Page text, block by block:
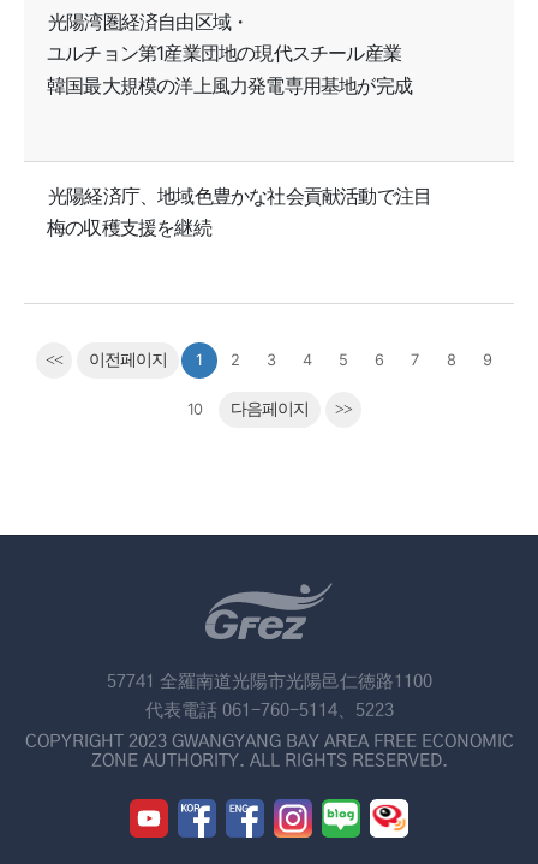
光陽湾圏経済自由区域・
ユルチョン第1産業団地の現代スチール産業
韓国最大規模の洋上風力発電専用基地が完成
光陽経済庁、地域色豊かな社会貢献活動で注目
梅の収穫支援を継続
<< 이전페이지 1 2 3 4 5 6 7 8 9
10 다음페이지 >>
57741 全羅南道光陽市光陽邑仁徳路1100
代表電話 061-760-5114、5223
COPYRIGHT 2023 GWANGYANG BAY AREA FREE ECONOMIC
ZONE AUTHORITY. ALL RIGHTS RESERVED.